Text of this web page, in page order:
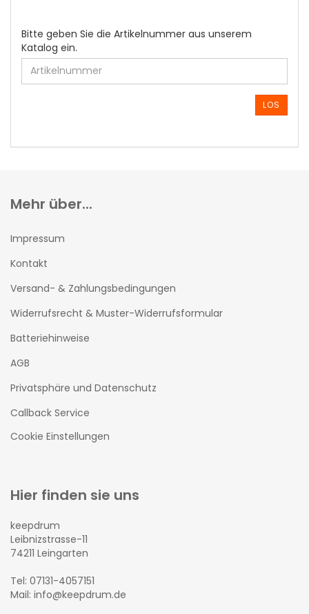
BITTE
GEBEN
SIE
DIE
ARTIKELNUMMER
EIN.
Bitte geben Sie die Artikelnummer aus unserem
Katalog ein.
LOS
Mehr über...
Impressum
Kontakt
Versand- & Zahlungsbedingungen
Widerrufsrecht & Muster-Widerrufsformular
Batteriehinweise
AGB
Privatsphäre und Datenschutz
Callback Service
Cookie Einstellungen
Hier finden sie uns
keepdrum
Leibnizstrasse-11
74211 Leingarten
Tel: 07131-4057151
Mail: info@keepdrum.de